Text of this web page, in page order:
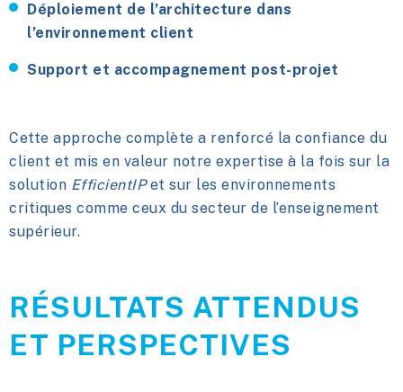
Déploiement de l’architecture dans
l’environnement client
Support et accompagnement post-projet
Cette approche complète a renforcé la confiance du
client et mis en valeur notre expertise à la fois sur la
solution EfficientIPet sur les environnements
critiques comme ceux du secteur de l’enseignement
supérieur.
RÉSULTATS ATTENDUS
ET PERSPECTIVES